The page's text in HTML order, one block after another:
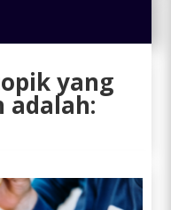
yang
adalah: